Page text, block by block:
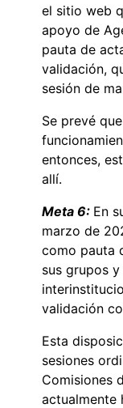
el sitio web
apoyo de
pauta de
validación,
sesión de
Se prevé
entonces,
allí.
Meta 6: En
marzo de
como pauta
sus grupos
validación
Esta
sesiones
Comisiones
actualmente